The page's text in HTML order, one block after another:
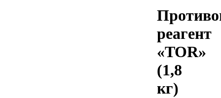
реагент
«TOR»
(1,8
кг)